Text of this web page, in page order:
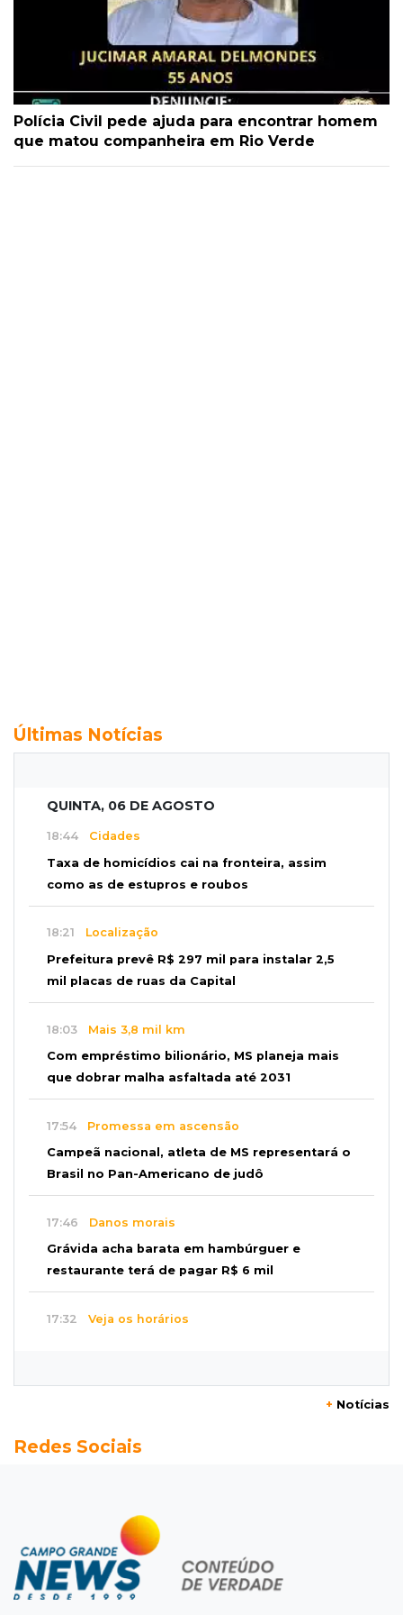
Polícia Civil pede ajuda para encontrar homem
que matou companheira em Rio Verde
Últimas Notícias
QUINTA, 06 DE AGOSTO
18:44 Cidades
Taxa de homicídios cai na fronteira, assim
como as de estupros e roubos
18:21 Localização
Prefeitura prevê R$ 297 mil para instalar 2,5
mil placas de ruas da Capital
18:03 Mais 3,8 mil km
Com empréstimo bilionário, MS planeja mais
que dobrar malha asfaltada até 2031
17:54 Promessa em ascensão
Campeã nacional, atleta de MS representará o
Brasil no Pan-Americano de judô
17:46 Danos morais
Grávida acha barata em hambúrguer e
restaurante terá de pagar R$ 6 mil
17:32 Veja os horários
Nova lei pune deepfakes sexuais com crianças
Quatro carros
Idoso sofre mal súbito enquanto dirigia e
provoca engavetamento na Mascarenhas
+ Notícias
Redes Sociais